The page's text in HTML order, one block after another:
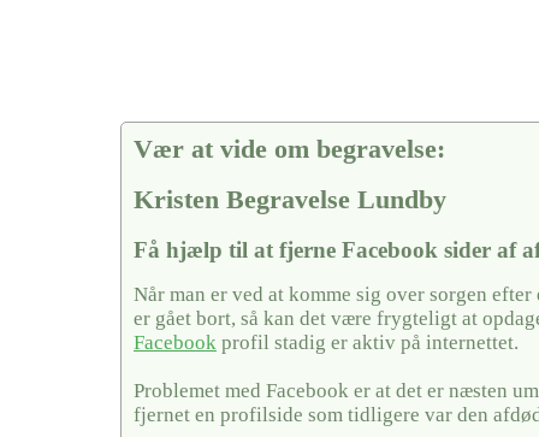
Vær at vide om begravelse:
Kristen Begravelse Lundby
Få hjælp til at fjerne Facebook sider af
Når man er ved at komme sig over sorgen
er gået bort, så kan det være frygteligt at
Facebook profil stadig er aktiv på internettet.
Problemet med Facebook er at det er næsten
fjernet en profilside som tidligere var den